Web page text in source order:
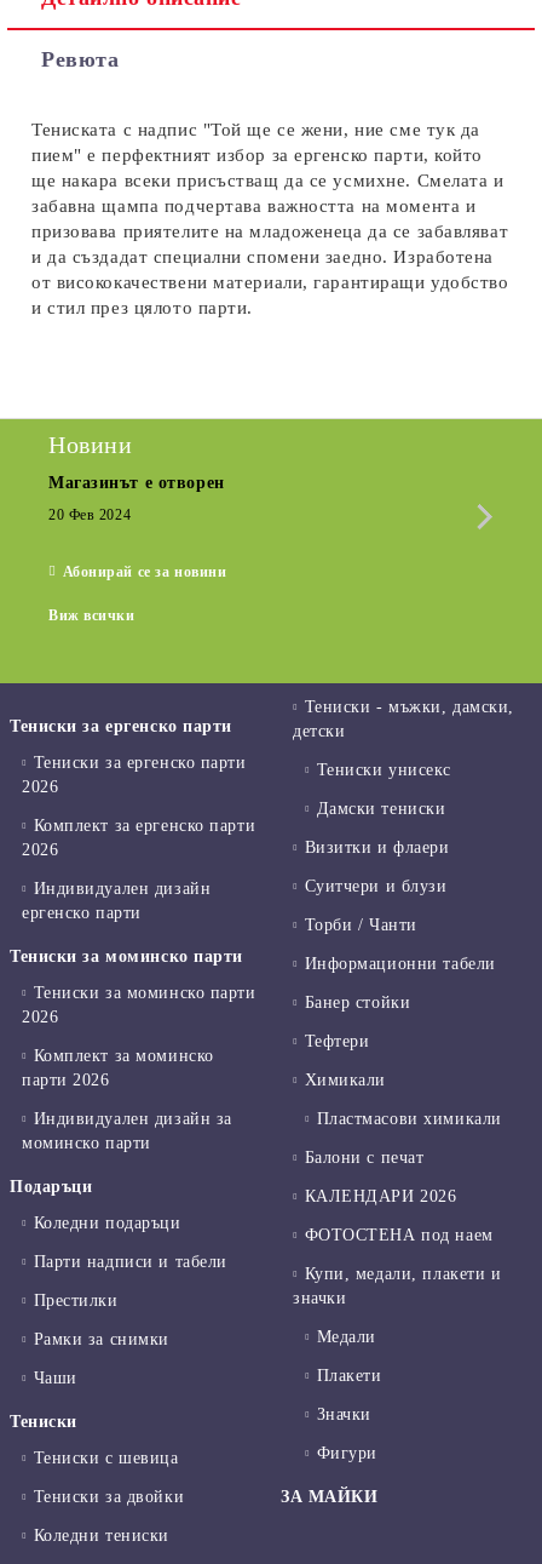
Ревюта
Тениската с надпис "Той ще се жени, ние сме тук да
пием" е перфектният избор за ергенско парти, който
ще накара всеки присъстващ да се усмихне. Смелата и
забавна щампа подчертава важността на момента и
призовава приятелите на младоженеца да се забавляват
и да създадат специални спомени заедно. Изработена
от висококачествени материали, гарантиращи удобство
и стил през цялото парти.
Новини
Магазинът е отворен
20 Фев 2024
Абонирай се за новини
Виж всички
Тениски за ергенско парти
Тениски за ергенско парти
2026
Комплект за ергенско парти
2026
Индивидуален дизайн
ергенско парти
Тениски за моминско парти
Тениски за моминско парти
2026
Комплект за моминско
парти 2026
Индивидуален дизайн за
моминско парти
Подаръци
Коледни подаръци
Парти надписи и табели
Престилки
Рамки за снимки
Чаши
Тениски
Тениски с шевица
Тениски за двойки
Коледни тениски
Тениски - мъжки, дамски,
детски
Тениски унисекс
Дамски тениски
Визитки и флаери
Суитчери и блузи
Торби / Чанти
Информационни табели
Банер стойки
Тефтери
Химикали
Пластмасови химикали
Балони с печат
КАЛЕНДАРИ 2026
ФОТОСТЕНА под наем
Купи, медали, плакети и
значки
Медали
Плакети
Значки
Фигури
ЗА МАЙКИ